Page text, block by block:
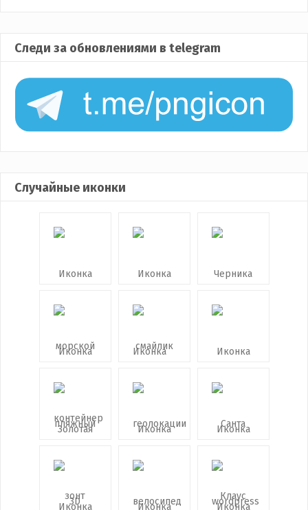
Следи за обновлениями в telegram
Случайные иконки